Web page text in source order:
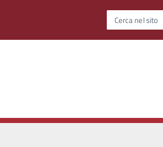
Cerca nel sito